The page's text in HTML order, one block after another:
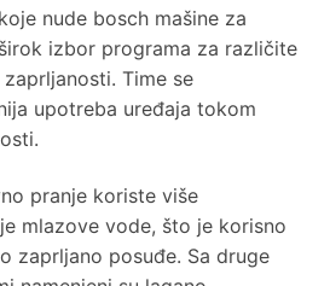
nude bosch mašine za
izbor programa za različite
Time se
upotreba uređaja tokom
pranje koriste više
mlazove vode, što je korisno
zaprljano posuđe. Sa druge